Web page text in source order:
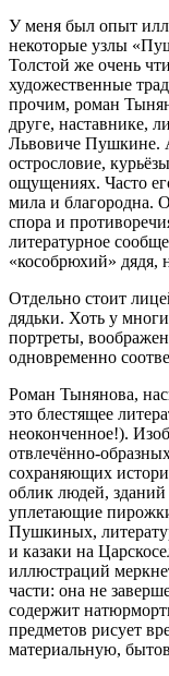
У меня был опыт
некоторые узлы
Толстой же очень
художественные
прочим, роман
друге, наставнике,
Львовиче Пушкине.
острословие,
ощущениях. Часто
мила и благородна.
спора и
литературное
«кособрюхий» дядя,
Отдельно стоит
дядьки. Хоть у
портреты,
одновременно
Роман Тынянова,
это блестящее
неоконченное!).
отвлечённо-
сохраняющих
облик людей,
уплетающие
Пушкиных,
и казаки на
иллюстраций
части: она не
содержит
предметов рисует
материальную,